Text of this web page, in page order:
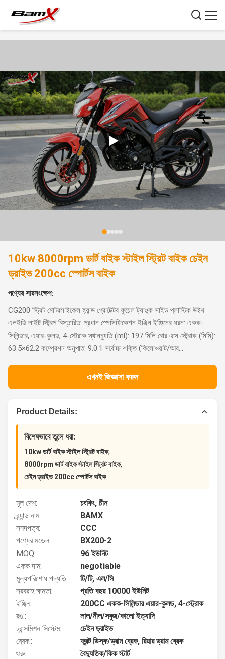
10kw 8000rpm ডার্ট বাইক স্টাইল স্ট্রিট বাইক চেইন
ড্রাইভ 200cc স্পোর্টস বাইক
পণ্যের সারসংক্ষেপ:
CG200 স্ট্রিট মোটরসাইকেল হ্যান্ড প্রোটেক্টর ফুয়েল ট্যাঙ্ক সাইড প্লাস্টিক উইথ
এলইডি লাইট স্ট্রিপ বিস্তারিত: প্রধান স্পেসিফিকেশন ইঞ্জিন ইঞ্জিনের ধরন: একক-
সিলিন্ডার, এয়ার-কুলড, 4-স্ট্রোক স্থানচ্যুতি (ml): 197 মিলি বোর এক্স স্ট্রোক (মিমি):
63.5×62.2 কম্প্রেশন অনুপাত: 9.0:1 সর্বোচ্চ শক্তি (কিলোওয়াট/আর...
এখনই জিজ্ঞাসা করুন
Product Details:
বিশেষভাবে তুলে ধরা:
10kw ডার্ট বাইক স্টাইল স্ট্রিট বাইক,
8000rpm ডার্ট বাইক স্টাইল স্ট্রিট বাইক,
চেইন ড্রাইভ 200cc স্পোর্টস বাইক
মূল দেশ:
চংকিং, চীন
ব্র্যান্ড নাম:
BAMX
সনদপত্র:
CCC
পণ্যের মডেল:
BX200-2
MOQ:
96 ইউনিট
একক দাম:
negotiable
মূল্যপরিশোধ পদ্ধতি:
টি/টি, এল/সি
সরবরাহ ক্ষমতা:
প্রতি বছর 10000 ইউনিট
ইঞ্জিন::
200CC একক-সিলিন্ডার এয়ার-কুলড, 4-স্ট্রোক
রঙ::
লাল/নীল/সবুজ/কালো ইত্যাদি
ট্রান্সমিশন সিস্টেম::
চেইন ড্রাইভ
ব্রেক::
ফ্রন্ট ডিস্ক/ড্রাম ব্রেক, রিয়ার ড্রাম ব্রেক
শুরু::
বৈদ্যুতিক/কিক স্টার্ট